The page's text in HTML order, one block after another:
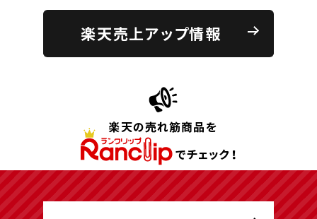
楽天売上アップ情報